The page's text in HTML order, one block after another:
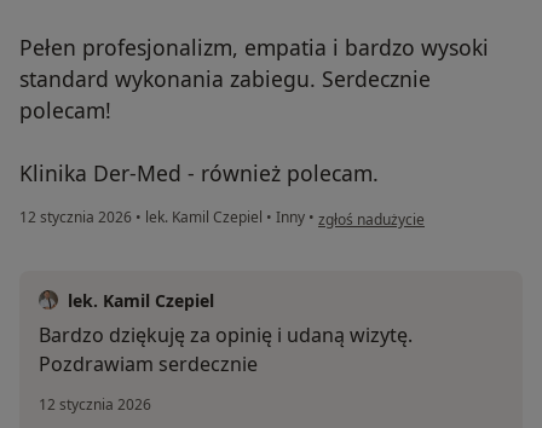
Pełen profesjonalizm, empatia i bardzo wysoki
standard wykonania zabiegu. Serdecznie
polecam!
Klinika Der-Med - również polecam.
12 stycznia 2026 • lek. Kamil Czepiel • Inny • w opinii użytkownika Kamila
zgłoś nadużycie
lek. Kamil Czepiel
Bardzo dziękuję za opinię i udaną wizytę.
Pozdrawiam serdecznie
12 stycznia 2026